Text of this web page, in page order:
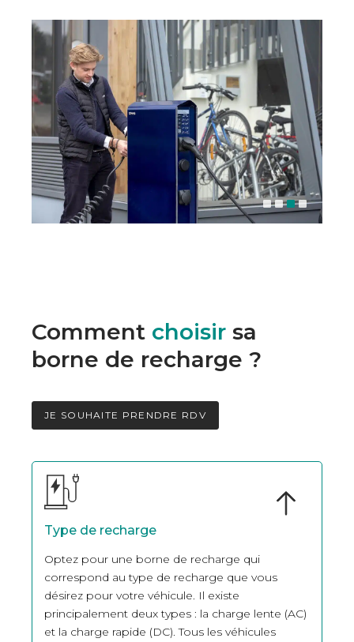
Comment choisir sa
borne de recharge ?
JE SOUHAITE PRENDRE RDV
Type de recharge
Optez pour une borne de recharge qui
correspond au type de recharge que vous
désirez pour votre véhicule. Il existe
principalement deux types : la charge lente (AC)
et la charge rapide (DC). Tous les véhicules